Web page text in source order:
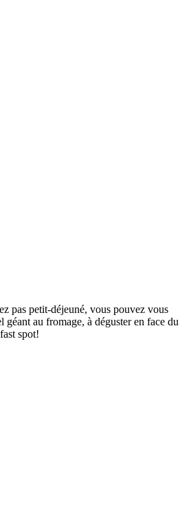
pas petit-déjeuné, vous pouvez vous
géant au fromage, à déguster en face du
spot!